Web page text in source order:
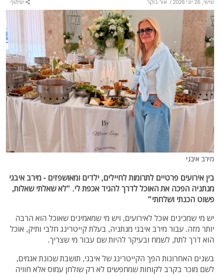
שישי, 26 יוני 2026 / אור בוקר שיתוף
מירב איבגי
בין אירועים פרטיים לתרומות לחיילים, ילדים ומאושפזים - מירב איבגי
מנתניה הפכה את האוכל לדרך להגיד אכפת לי. "לא שאלתי שאלות,
פשוט הכנתי ושלחתי"
יש מי שמכינים אוכל לאירועים, ויש מי שמאמינים שאוכל הוא הרבה
יותר מזה. עבור מירב איבגי מנתניה, בעלת קייטרינג חלבי ותיק, אוכל
הוא דרך לתת, לשמח ובעיקר להיות שם עבור מי שצריך.
בשנים האחרונות הפך הקייטרינג של איבגי, תושבת שכונת אגמים,
לשם מוכר בקרב לקוחות שמחפשים לא רק שולחן עמוס אלא חוויה